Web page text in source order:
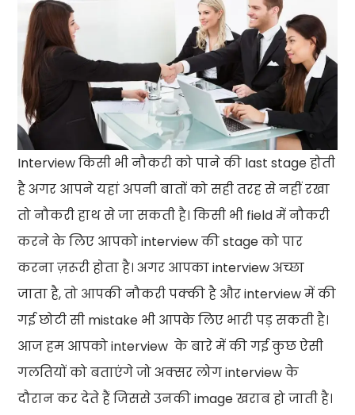
Interview किसी भी नौकरी को पाने की last stage होती
है अगर आपने यहां अपनी बातों को सही तरह से नहीं रखा
तो नौकरी हाथ से जा सकती है। किसी भी field में नौकरी
करने के लिए आपको interview की stage को पार
करना ज़रूरी होता है। अगर आपका interview अच्छा
जाता है, तो आपकी नौकरी पक्की है और interview में की
गई छोटी सी mistake भी आपके लिए भारी पड़ सकती है।
आज हम आपको interview के बारे में की गई कुछ ऐसी
गलतियों को बताएंगे जो अक्सर लोग interview के
दौरान कर देते हैं जिससे उनकी image खराब हो जाती है।